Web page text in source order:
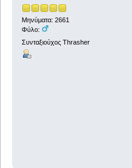
Μηνύματα: 2661
Φύλο:
Συνταξιούχος Thrasher